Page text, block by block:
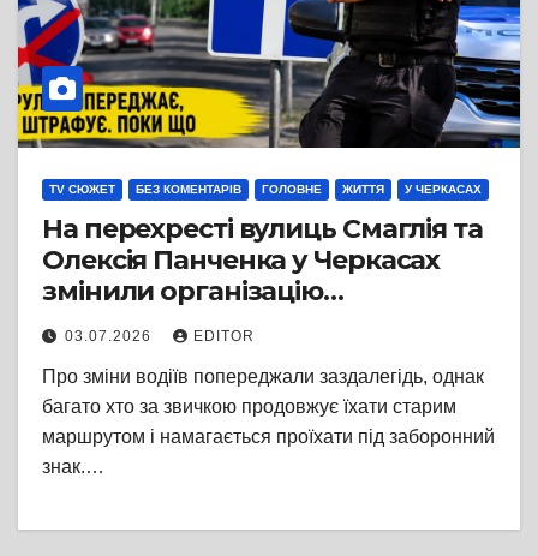
TV СЮЖЕТ БЕЗ КОМЕНТАРІВ ГОЛОВНЕ ЖИТТЯ У ЧЕРКАСАХ
На перехресті вулиць Смаглія та
Олексія Панченка у Черкасах
змінили організацію
дорожнього руху: на ділянці
вулиці Панченка запровадили
односторонній рух та
встановили нові дорожні знаки
03.07.2026 EDITOR
Про зміни водіїв попереджали заздалегідь, однак
багато хто за звичкою продовжує їхати старим
маршрутом і намагається проїхати під заборонний
знак.…